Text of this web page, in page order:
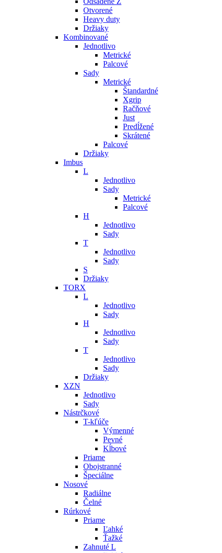
Otvorené
Heavy duty
Držiaky
Kombinované
Jednotlivo
Metrické
Palcové
Sady
Metrické
Štandardné
Xgrip
Račňové
Just
Predĺžené
Skrátené
Palcové
Držiaky
Imbus
L
Jednotlivo
Sady
Metrické
Palcové
H
Jednotlivo
Sady
T
Jednotlivo
Sady
S
Držiaky
TORX
L
Jednotlivo
Sady
H
Jednotlivo
Sady
T
Jednotlivo
Sady
Držiaky
XZN
Jednotlivo
Sady
Nástrčkové
T-kľúče
Výmenné
Pevné
Kĺbové
Priame
Obojstranné
Špeciálne
Nosové
Radiálne
Čelné
Rúrkové
Priame
Ľahké
Ťažké
Zahnuté L